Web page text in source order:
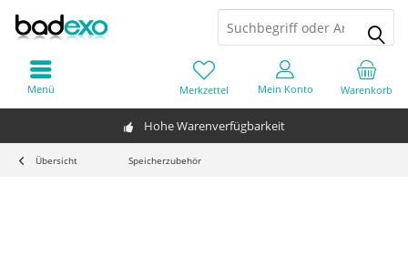
Hohe Warenverfügbarkeit
Warenkorb
Merkzettel Mein Konto
Menü
Übersicht Speicherzubehör